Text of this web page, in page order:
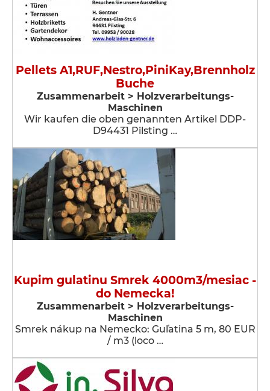
Pellets A1,RUF,Nestro,PiniKay,Brennholz
Buche
Zusammenarbeit > Holzverarbeitungs-
Maschinen
Wir kaufen die oben genannten Artikel DDP-
D94431 Pilsting …
Kupim gulatinu Smrek 4000m3/mesiac -
do Nemecka!
Zusammenarbeit > Holzverarbeitungs-
Maschinen
Smrek nákup na Nemecko: Guľatina 5 m, 80 EUR
/ m3 (loco …